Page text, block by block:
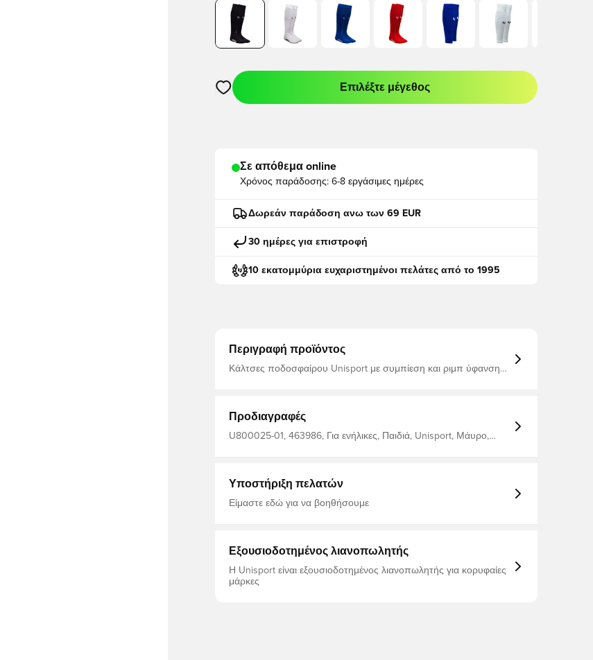
Ανοίγει ένα Modal για να συνδεθείτε ή να εγγραφείτε ως μέλος
Επιλέξτε μέγεθος
Σε απόθεμα online
Χρόνος παράδοσης: 6-8 εργάσιμες ημέρες
Δωρεάν παράδοση ανω των 69 EUR
30 ημέρες για επιστροφή
10 εκατομμύρια ευχαριστημένοι πελάτες από το 1995
Περιγραφή προϊόντος
Κάλτσες ποδοσφαίρου Unisport με συμπίεση και ριμπ ύφανση
πολυαμίδιο, 15% βαμβάκι και 10% spandex.
Προδιαγραφές
U800025-01, 463986, Για ενήλικες, Παιδιά, Unisport, Μάυρο,
Υποστήριξη πελατών
Είμαστε εδώ για να βοηθήσουμε
Εξουσιοδοτημένος λιανοπωλητής
Η Unisport είναι εξουσιοδοτημένος λιανοπωλητής για κορυφαίες
μάρκες